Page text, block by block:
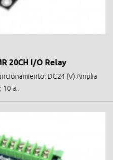
20CH I/O Relay
DC24 (V) Amplia
a..